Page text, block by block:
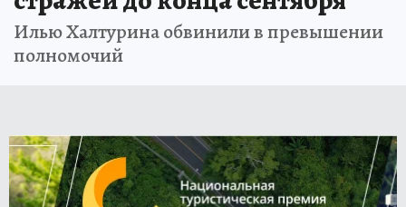
Илью Халтурина обвинили в превышении
полномочий